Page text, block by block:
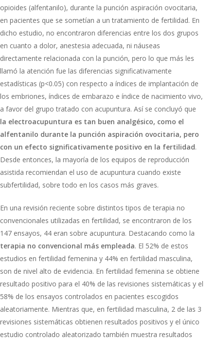
opioides (alfentanilo), durante la punción aspiración ovocitaria,
en pacientes que se sometían a un tratamiento de fertilidad. En
dicho estudio, no encontraron diferencias entre los dos grupos
en cuanto a dolor, anestesia adecuada, ni náuseas
directamente relacionada con la punción, pero lo que más les
llamó la atención fue las diferencias significativamente
estadísticas (p<0.05) con respecto a índices de implantación de
los embriones, índices de embarazo e índice de nacimiento vivo,
a favor del grupo tratado con acupuntura. Así se concluyó que
la electroacupuntura es tan buen analgésico, como el
alfentanilo durante la punción aspiración ovocitaria, pero
con un efecto significativamente positivo en la fertilidad.
Desde entonces, la mayoría de los equipos de reproducción
asistida recomiendan el uso de acupuntura cuando existe
subfertilidad, sobre todo en los casos más graves.
En una revisión reciente sobre distintos tipos de terapia no
convencionales utilizadas en fertilidad, se encontraron de los
147 ensayos, 44 eran sobre acupuntura. Destacando como la
terapia no convencional más empleada. El 52% de estos
estudios en fertilidad femenina y 44% en fertilidad masculina,
son de nivel alto de evidencia. En fertilidad femenina se obtiene
resultado positivo para el 40% de las revisiones sistemáticas y el
58% de los ensayos controlados en pacientes escogidos
aleatoriamente. Mientras que, en fertilidad masculina, 2 de las 3
revisiones sistemáticas obtienen resultados positivos y el único
estudio controlado aleatorizado también muestra resultados